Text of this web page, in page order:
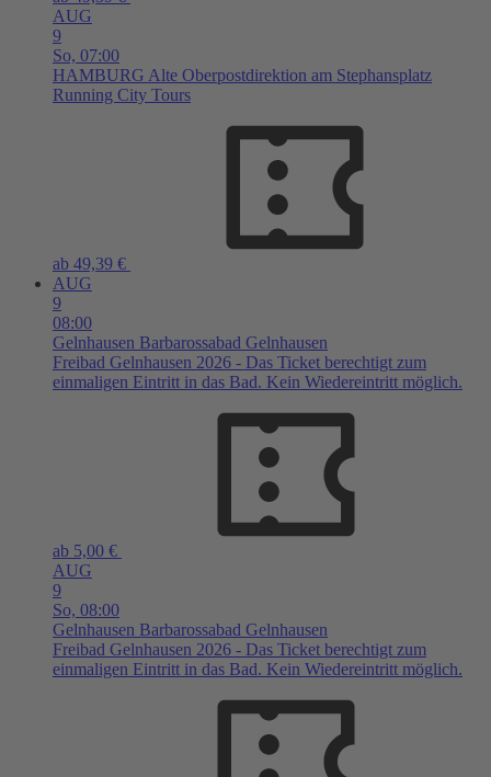
AUG
9
So, 07:00
HAMBURG Alte Oberpostdirektion am Stephansplatz
Running City Tours
ab 49,39 €
AUG
9
08:00
Gelnhausen Barbarossabad Gelnhausen
Freibad Gelnhausen 2026 - Das Ticket berechtigt zum
einmaligen Eintritt in das Bad. Kein Wiedereintritt möglich.
ab 5,00 €
AUG
9
So, 08:00
Gelnhausen Barbarossabad Gelnhausen
Freibad Gelnhausen 2026 - Das Ticket berechtigt zum
einmaligen Eintritt in das Bad. Kein Wiedereintritt möglich.